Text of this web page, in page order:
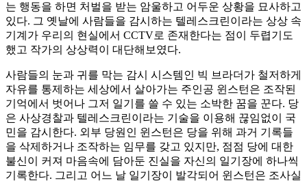
는 행동을 하면 처벌을 받는 암울하고 어두운 상황을 묘사하고
있다. 그 옛날에 사람들을 감시하는 텔레스크린이라는 상상 속
기계가 우리의 현실에서 CCTV로 존재한다는 점이 두렵기도
했고 작가의 상상력이 대단해보였다.
사람들의 눈과 귀를 막는 감시 시스템인 빅 브라더가 철저하게
자유를 통제하는 세상에서 살아가는 주인공 윈스턴은 조작된
기억에서 벗어나 그저 일기를 쓸 수 있는 소박한 꿈을 꾼다. 당
은 사상경찰과 텔레스크린이라는 기술을 이용해 끊임없이 국
민을 감시한다. 외부 당원인 윈스턴은 당을 위해 과거 기록들
을 삭제하거나 조작하는 임무를 갖고 있지만, 점점 당에 대한
불신이 커져 마음속에 담아둔 진실을 자신의 일기장에 하나씩
기록한다. 그리고 어느 날 일기장이 발각되어 윈스턴은 조사실